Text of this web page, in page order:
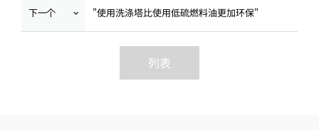
下一个 "使用洗涤塔比使用低硫燃料油更加环保"
列表